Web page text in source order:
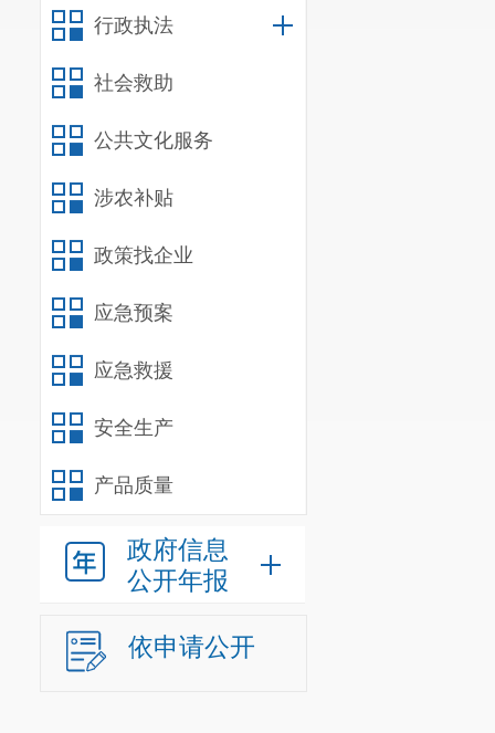
行政执法
社会救助
公共文化服务
涉农补贴
政策找企业
应急预案
应急救援
安全生产
产品质量
政府信息
公开年报
依申请公开